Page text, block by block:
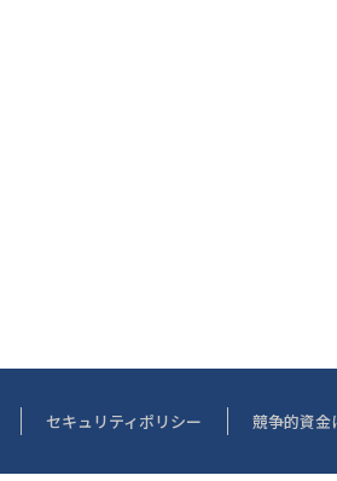
セキュリティポリシー 競争的資金